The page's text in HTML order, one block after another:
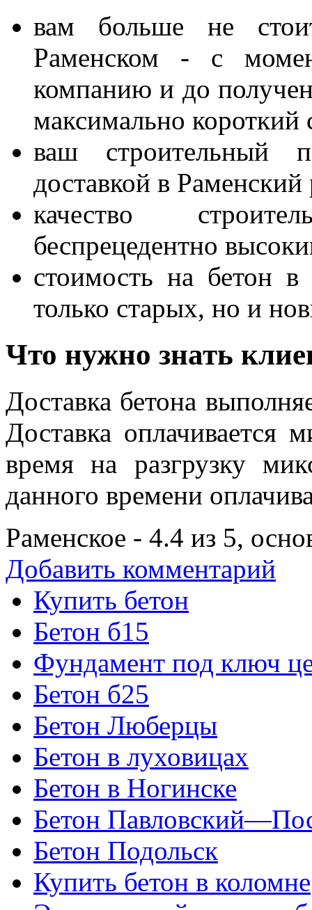
вам больше не
Раменском - с
компанию и до
максимально короткий
ваш строительный
доставкой в
качество
беспрецедентно
стоимость на бетон
только старых, но и
Что нужно знать
Доставка бетона
Доставка
время на разгрузку
данного времени
Раменское - 4.4 из 5,
Добавить комментарий
Купить бетон
Бетон б15
Фундамент под ключ
Бетон б25
Бетон Люберцы
Бетон в луховицах
Бетон в Ногинске
Бетон
Бетон Подольск
Купить бетон в коломне